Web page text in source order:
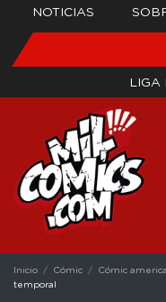
NOTICIAS
LIGA
Inicio Cómic Cómic
temporal